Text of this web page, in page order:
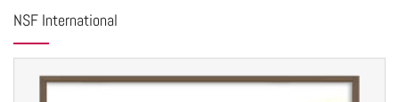
NSF International